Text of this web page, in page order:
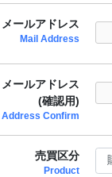
メールアドレス
Mail Address
メールアドレス
(確認用)
Address Confirm
売買区分
Product